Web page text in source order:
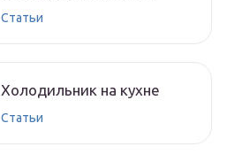
Статьи
Холодильник на кухне
Статьи